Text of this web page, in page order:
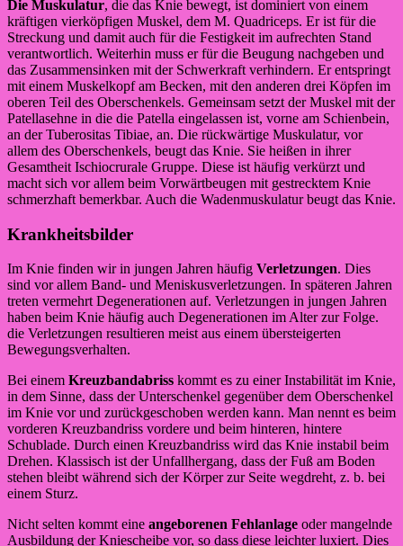
Die Muskulatur, die das Knie bewegt, ist dominiert von einem
kräftigen vierköpfigen Muskel, dem M. Quadriceps. Er ist für die
Streckung und damit auch für die Festigkeit im aufrechten Stand
verantwortlich. Weiterhin muss er für die Beugung nachgeben und
das Zusammensinken mit der Schwerkraft verhindern. Er entspringt
mit einem Muskelkopf am Becken, mit den anderen drei Köpfen im
oberen Teil des Oberschenkels. Gemeinsam setzt der Muskel mit der
Patellasehne in die die Patella eingelassen ist, vorne am Schienbein,
an der Tuberositas Tibiae, an. Die rückwärtige Muskulatur, vor
allem des Oberschenkels, beugt das Knie. Sie heißen in ihrer
Gesamtheit Ischiocrurale Gruppe. Diese ist häufig verkürzt und
macht sich vor allem beim Vorwärtbeugen mit gestrecktem Knie
schmerzhaft bemerkbar. Auch die Wadenmuskulatur beugt das Knie.
Krankheitsbilder
Im Knie finden wir in jungen Jahren häufig Verletzungen. Dies
sind vor allem Band- und Meniskusverletzungen. In späteren Jahren
treten vermehrt Degenerationen auf. Verletzungen in jungen Jahren
haben beim Knie häufig auch Degenerationen im Alter zur Folge.
die Verletzungen resultieren meist aus einem übersteigerten
Bewegungsverhalten.
Bei einem Kreuzbandabriss kommt es zu einer Instabilität im Knie,
in dem Sinne, dass der Unterschenkel gegenüber dem Oberschenkel
im Knie vor und zurückgeschoben werden kann. Man nennt es beim
vorderen Kreuzbandriss vordere und beim hinteren, hintere
Schublade. Durch einen Kreuzbandriss wird das Knie instabil beim
Drehen. Klassisch ist der Unfallhergang, dass der Fuß am Boden
stehen bleibt während sich der Körper zur Seite wegdreht, z. b. bei
einem Sturz.
Nicht selten kommt eine angeborenen Fehlanlage oder mangelnde
Ausbildung der Kniescheibe vor, so dass diese leichter luxiert. Dies